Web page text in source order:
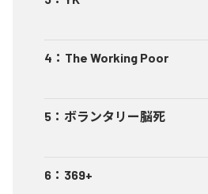
4 ： The Working Poor
5 ： ボランタリー脳死
6 ： 369+